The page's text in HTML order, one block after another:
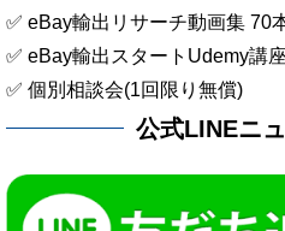
✅ eBay輸出リサーチ動画集 70
✅ eBay輸出スタートUdemy講座
✅ 個別相談会(1回限り無償)
公式LINEニ